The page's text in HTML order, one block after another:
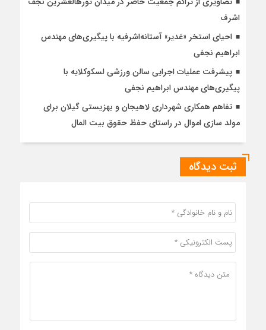
اشرف
احیای استخر «غدیر» آستانه‌اشرفیه با پیگیری‌های مهندس
ابراهیم نجفی
پیشرفت عملیات اجرایی سالن ورزشی لسکوکلایه با
پیگیری‌های مهندس ابراهیم نجفی
تفاهم همکاری شهرداری لاهیجان و بهزیستی گیلان برای
مولد سازی اموال در راستای حفظ حقوق بیت المال
ثبت دیدگاه